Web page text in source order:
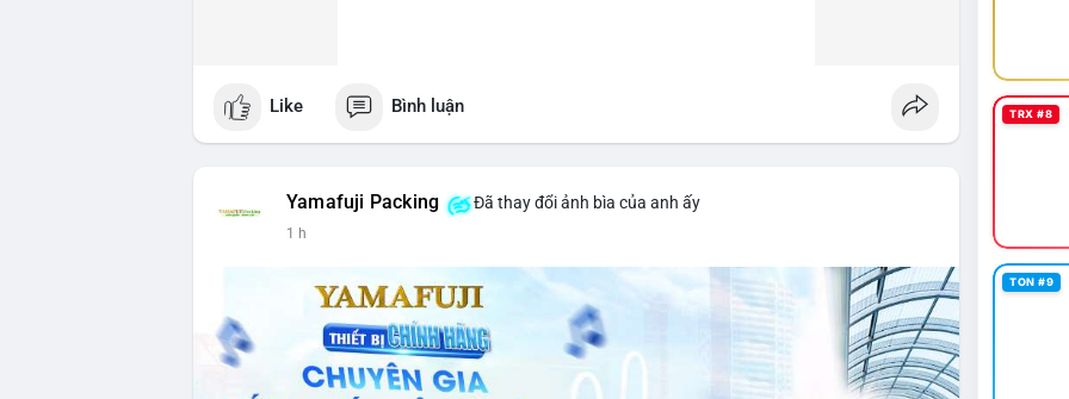
Like Bình luận
Yamafuji Packing Đã thay đổi ảnh bìa của anh ấy
1 h
TRX #8
TON #9